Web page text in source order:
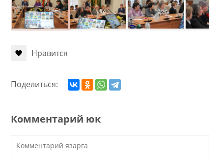
Нравится
Поделиться:
Комментарий юк